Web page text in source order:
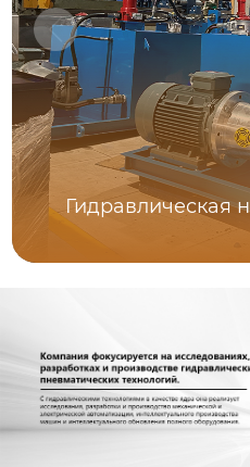
Гидравлическая